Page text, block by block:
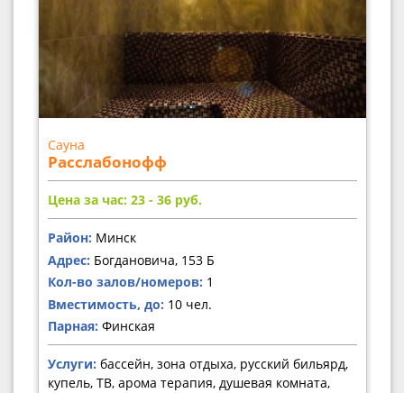
Сауна
Расслабонофф
Цена за час: 23 - 36 руб.
Район: Минск
Адрес: Богдановича, 153 Б
Кол-во залов/номеров: 1
Вместимость, до: 10 чел.
Парная: Финская
Услуги: бассейн, зона отдыха, русский бильярд,
купель, ТВ, арома терапия, душевая комната,